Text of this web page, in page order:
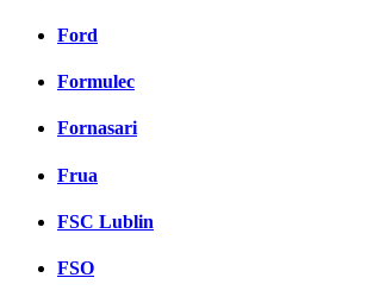
Ford
Formulec
Fornasari
Frua
FSC Lublin
FSO